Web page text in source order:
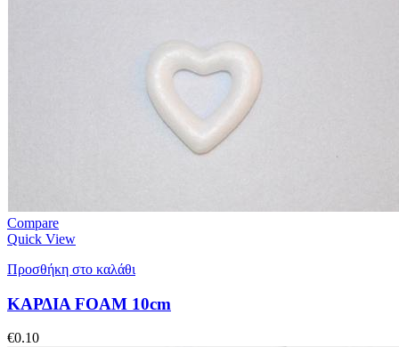
Compare
Quick View
Προσθήκη στο καλάθι
ΚΑΡΔΙΑ FOAM 10cm
€0.10